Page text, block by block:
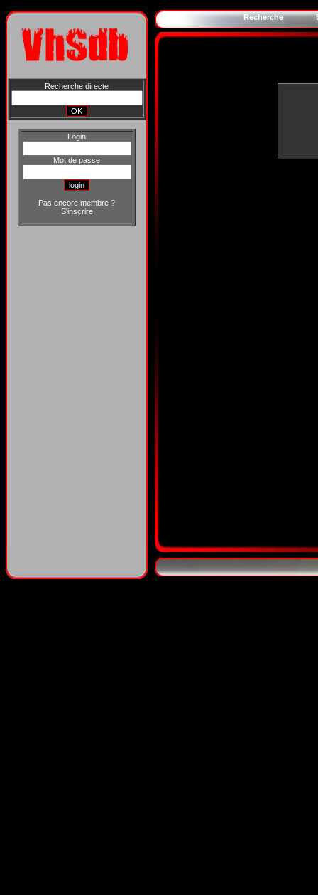
Recherche directe
Login
Mot de passe
Pas encore membre ?
S'inscrire
Recherche